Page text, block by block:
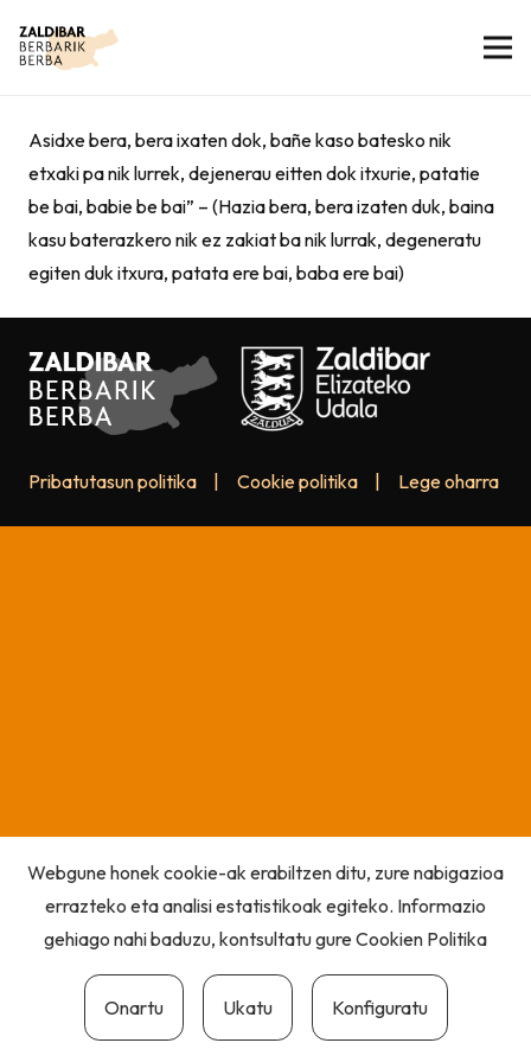
Asidxe bera, bera ixaten dok, bañe kaso batesko nik
etxaki pa nik lurrek, dejenerau eitten dok itxurie, patatie
be bai, babie be bai” – (Hazia bera, bera izaten duk, baina
kasu baterazkero nik ez zakiat ba nik lurrak, degeneratu
egiten duk itxura, patata ere bai, baba ere bai)
Pribatutasun politika Cookie politika Lege oharra
Webgune honek cookie-ak erabiltzen ditu, zure nabigazioa
errazteko eta analisi estatistikoak egiteko. Informazio
gehiago nahi baduzu, kontsultatu gureCookien Politika
Onartu Ukatu Konfiguratu